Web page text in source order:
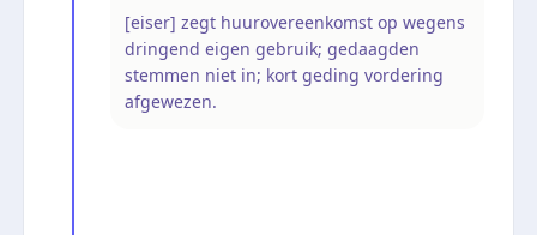
[eiser] zegt huurovereenkomst op wegens
dringend eigen gebruik; gedaagden
stemmen niet in; kort geding vordering
afgewezen.